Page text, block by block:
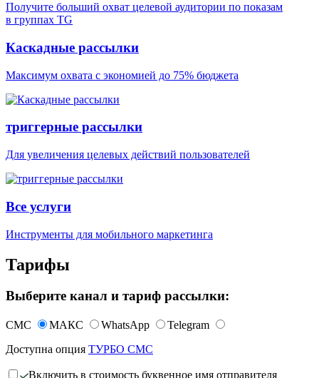
Получите больший охват целевой аудитории по показам
в группах TG
Каскадные рассылки
Максимум охвата с экономией до 75% бюджета
триггерные рассылки
Для увеличения целевых действий пользователей
Все услуги
Инструменты для мобильного маркетинга
Тарифы
Выберите канал и тариф рассылки:
СМС МАКС WhatsApp
Telegram
Доступна опция ТУРБО СМС
Включить в стоимость буквенное имя отправителя